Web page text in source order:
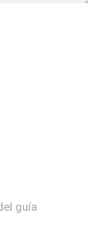
guía